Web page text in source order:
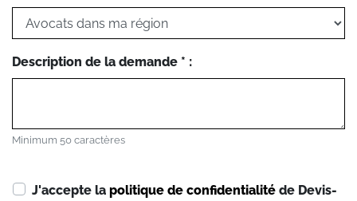
Description de la demande * :
Minimum 50 caractères
J'accepte la politique de confidentialité de Devis-